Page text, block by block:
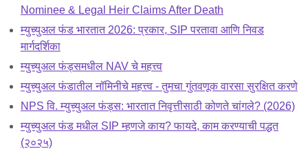
Nominee & Legal Heir Claims After Death
म्युच्युअल फंड भारतात 2026: प्रकार, SIP परतावा आणि निवड
मार्गदर्शिका
म्युच्युअल फंड्समधील NAV चे महत्त्व
म्युच्युअल फंडातील नॉमिनीचे महत्त्व - तुमचा गुंतवणूक वारसा सुरक्षित करणे
NPS वि. म्युच्युअल फंड्स: भारतात निवृत्तीसाठी कोणते चांगले? (2026)
म्युच्युअल फंड मधील SIP म्हणजे काय? फायदे, काम करण्याची पद्धत
(२०२५)